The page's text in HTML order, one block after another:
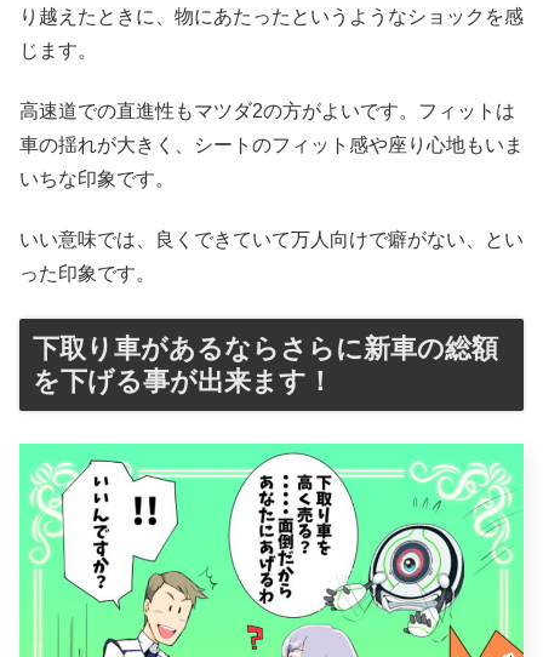
り越えたときに、物にあたったというようなショックを感
じます。
高速道での直進性もマツダ2の方がよいです。フィットは
車の揺れが大きく、シートのフィット感や座り心地もいま
いちな印象です。
いい意味では、良くできていて万人向けで癖がない、とい
った印象です。
下取り車があるならさらに新車の総額
を下げる事が出来ます！